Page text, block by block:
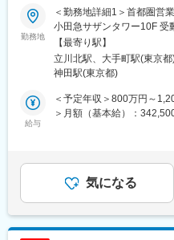
いただける教育体制です
から営業拠点に配属とな
トを行うサブ担当として
して代理店を担当しはじ
■当ポジションの魅力：
・月平均残業20～30h程
か、各種福利厚生も充実し
・ご入社後は営業部門での
リアパスも豊富です。（
当社の保険販売を委託し
促進のためのコンサルテ
当社商品のシェア拡大で
販売量と顧客満足度を増
させることを徹底していま
そのため、セールスサポー
材育成、社員の採用・プ
ングにも携わることが出
■業務詳細
＜営業活動＞
・代理店を媒介にした生
勤務地
＜勤務地詳細1＞首都圏営
小田急サザンタワー10F 受
細2＞立川営業所住所：東
屋内全面禁煙＜勤務地詳細
9-2 勤務地最寄駅：東京メ
ーク含む）
【最寄り駅】
立川北駅、大手町駅(東京
神田駅(東京都)
給与
＜予定年収＞800万円～
＞月額（基本給）：
安であり、経験・能力に
はあくまでも目安の金額
あります。月給(月額)は固
気になる